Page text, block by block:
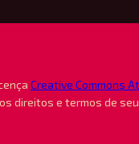
Creative Commons
direitos e termos de